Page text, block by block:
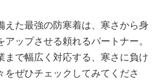
えた最強の防寒着は、寒さから身
ップさせる頼れるパートナー。
まで幅広く対応する、寒さに負け
をぜひチェックしてみてくださ